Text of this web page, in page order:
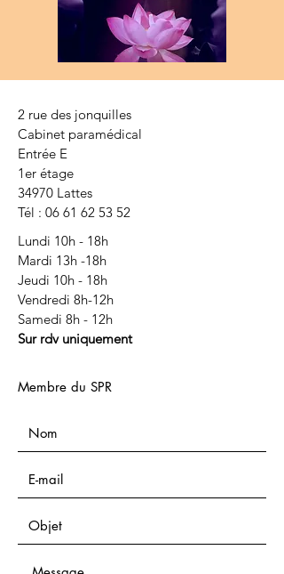
2 rue des jonquilles
Cabinet paramédical
Entrée E
1er étage
34970 Lattes
Tél : 06 61 62 53 52
Lundi 10h - 18h
Mardi 13h -18h
Jeudi 10h - 18h
Vendredi 8h-12h
Samedi 8h - 12h
Sur rdv uniquement
Membre du SPR